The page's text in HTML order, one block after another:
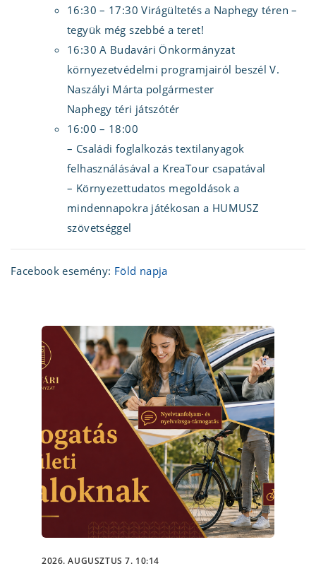
16:30 – 17:30 Virágültetés a Naphegy téren –
tegyük még szebbé a teret!
16:30 A Budavári Önkormányzat
környezetvédelmi programjairól beszél V.
Naszályi Márta polgármester
Naphegy téri játszótér
16:00 – 18:00
– Családi foglalkozás textilanyagok
felhasználásával a KreaTour csapatával
– Környezettudatos megoldások a
mindennapokra játékosan a HUMUSZ
szövetséggel
Facebook esemény: Föld napja
2026. AUGUSZTUS 7. 10:14